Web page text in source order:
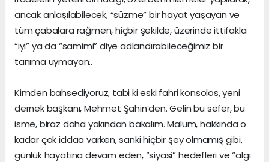
ancak anlaşılabilecek, “süzme” bir hayat yaşayan ve
tüm çabalara rağmen, hiçbir şekilde, üzerinde ittifakla
“iyi” ya da “samimi” diye adlandırabileceğimiz bir
tanıma uymayan..
Kimden bahsediyoruz, tabi ki eski fahri konsolos, yeni
dernek başkanı, Mehmet Şahin’den. Gelin bu sefer, bu
isme, biraz daha yakından bakalım. Malum, hakkında o
kadar çok iddaa varken, sanki hiçbir şey olmamış gibi,
günlük hayatına devam eden, “siyasi” hedefleri ve “algı